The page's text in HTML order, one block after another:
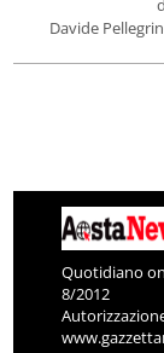
Davide
Quotidiano
8/2012